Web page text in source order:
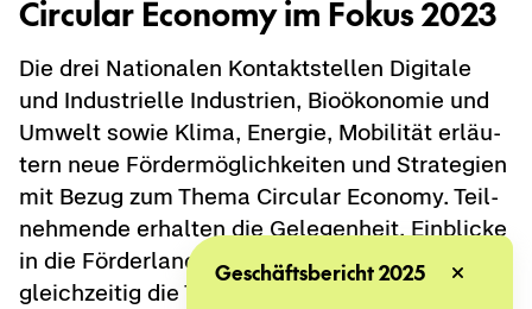
Cir­cu­lar Eco­no­my im Fokus 2023
Die drei Na­tio­na­len Kon­takt­stel­len Di­gi­ta­le
und In­dus­tri­el­le In­dus­trien, Bio­öko­no­mie und
Um­welt sowie Klima, En­er­gie, Mo­bi­li­tät er­läu­
tern neue För­der­mög­lich­kei­ten und Stra­te­gien
mit Bezug zum Thema Cir­cu­lar Eco­no­my. Teil­
neh­men­de er­hal­ten die Ge­le­gen­heit, Ein­bli­cke
in die För­der­land­schaft zu be­kom­men und
gleich­zei­tig die The­ma­tik auf na­tio­na­ler und
Geschäftsbericht 2025